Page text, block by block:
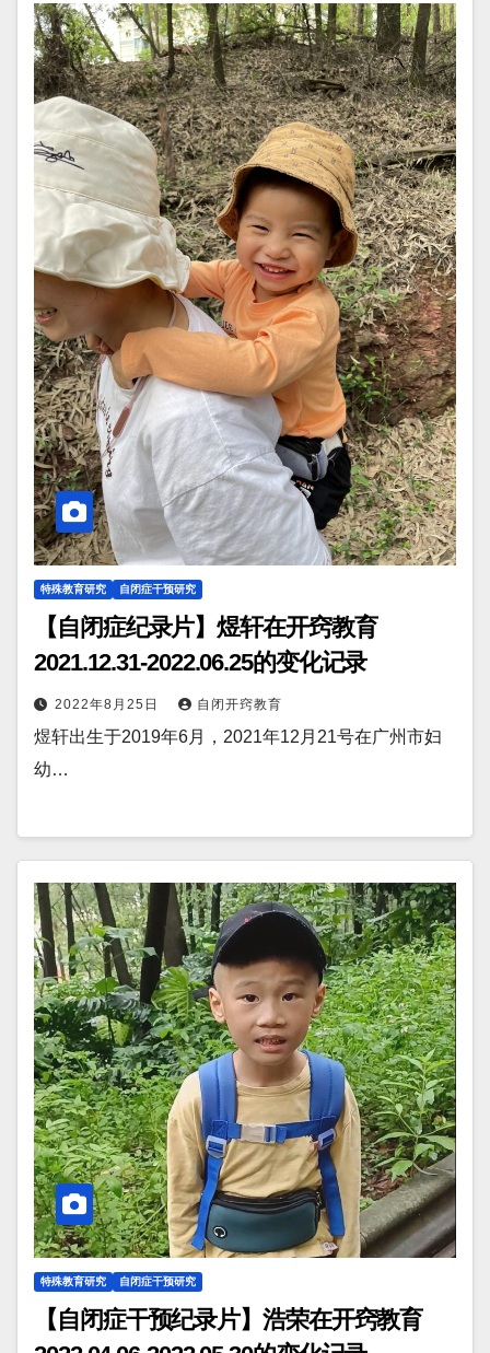
特殊教育研究 自闭症干预研究
【自闭症纪录片】煜轩在开窍教育
2021.12.31-2022.06.25的变化记录
2022年8月25日 自闭开窍教育
煜轩出生于2019年6月，2021年12月21号在广州市妇
幼…
特殊教育研究 自闭症干预研究
【自闭症干预纪录片】浩荣在开窍教育